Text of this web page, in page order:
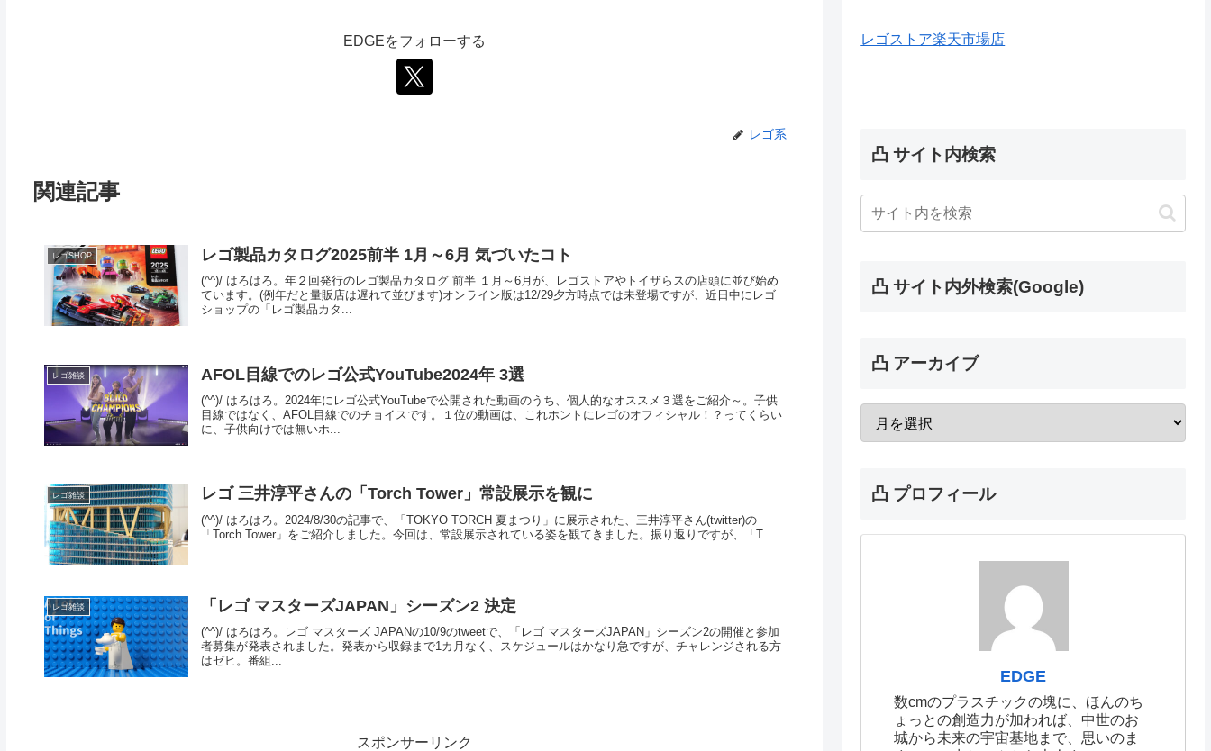
EDGEをフォローする
レゴ系
関連記事
レゴSHOP レゴ製品カタログ2025前半 1月～6月 気づいたコト
(^^)/ はろはろ。年２回発行のレゴ製品カタログ 前半 １月～6月が、レゴストアやトイザらスの店頭に並び始め
ています。(例年だと量販店は遅れて並びます)オンライン版は12/29夕方時点では未登場ですが、近日中にレゴ
ショップの「レゴ製品カタ...
レゴ雑談 AFOL目線でのレゴ公式YouTube2024年 3選
(^^)/ はろはろ。2024年にレゴ公式YouTubeで公開された動画のうち、個人的なオススメ３選をご紹介～。子供
目線ではなく、AFOL目線でのチョイスです。１位の動画は、これホントにレゴのオフィシャル！？ってくらい
に、子供向けでは無いホ...
レゴ雑談 レゴ 三井淳平さんの「Torch Tower」常設展示を観に
(^^)/ はろはろ。2024/8/30の記事で、「TOKYO TORCH 夏まつり」に展示された、三井淳平さん(twitter)の
「Torch Tower」をご紹介しました。今回は、常設展示されている姿を観てきました。振り返りですが、「T...
レゴ雑談 「レゴ マスターズJAPAN」シーズン2 決定
(^^)/ はろはろ。レゴ マスターズ JAPANの10/9のtweetで、「レゴ マスターズJAPAN」シーズン2の開催と参加
者募集が発表されました。発表から収録まで1カ月なく、スケジュールはかなり急ですが、チャレンジされる方
はゼヒ。番組...
スポンサーリンク
レゴストア楽天市場店
凸 サイト内検索
凸 サイト内外検索(Google)
凸 アーカイブ
凸 プロフィール
EDGE
数cmのプラスチックの塊に、ほんのち
ょっとの創造力が加われば、中世のお
城から未来の宇宙基地まで、思いのま